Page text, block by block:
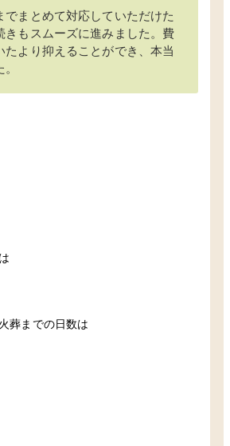
でまとめて対応していただけた
きもスムーズに進みました。費
たより抑えることができ、本当
葬までの日数は